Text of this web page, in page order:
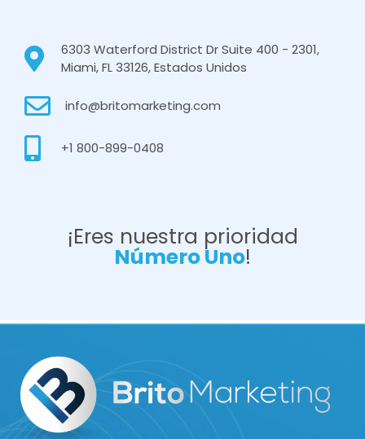
6303 Waterford District Dr Suite 400 - 2301,
Miami, FL 33126, Estados Unidos
info@britomarketing.com
+1 800-899-0408
¡Eres nuestra prioridad
NúmeroUno!